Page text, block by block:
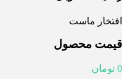
افتخار ماست
قیمت محصول
0 تومان